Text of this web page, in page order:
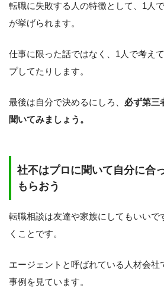
転職に失敗する人の特徴として、1人
が挙げられます。
仕事に限った話ではなく、1人で考え
プしてたりします。
最後は自分で決めるにしろ、 必ず第三
聞いてみましょう。
社不はプロに聞いて自分に合
もらおう
転職相談は友達や家族にしてもいいで
くことです。
エージェントと呼ばれている人材会社
事例を見ています。